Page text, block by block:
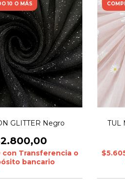
10 O MÁS
GLITTER Negro
con Transferencia o
bancario
TUL